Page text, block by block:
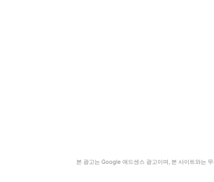
본 광고는 Google 애드센스 광고이며, 본 사이트와는 무